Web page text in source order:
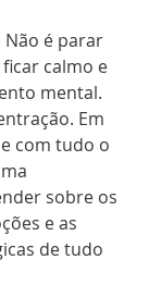
é parar
calmo e
mental.
Em
com tudo o
sobre os
e as
de tudo